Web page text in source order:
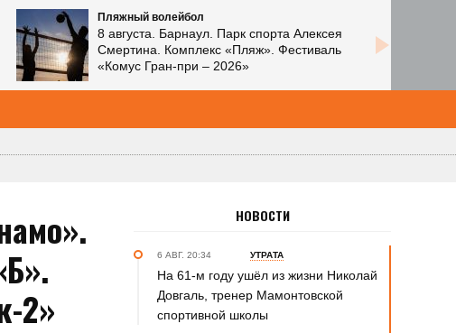
Пляжный волейбол
8 августа. Барнаул. Парк спорта Алексея
Смертина. Комплекс «Пляж». Фестиваль
«Комус Гран-при – 2026»
2»
НОВОСТИ
6 АВГ. 20:34 УТРАТА
На 61-м году ушёл из жизни Николай
Довгаль, тренер Мамонтовской
спортивной школы